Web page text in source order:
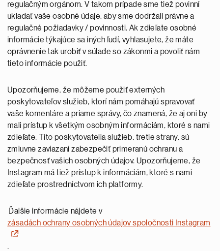
regulačným orgánom. V takom prípade sme tiež povinní
ukladať vaše osobné údaje, aby sme dodržali právne a
regulačné požiadavky / povinnosti. Ak zdieľate osobné
informácie týkajúce sa iných ľudí, vyhlasujete, že máte
oprávnenie tak urobiť v súlade so zákonmi a povoliť nám
tieto informácie použiť.
Upozorňujeme, že môžeme použiť externých
poskytovateľov služieb, ktorí nám pomáhajú spravovať
vaše komentáre a priame správy, čo znamená, že aj oni by
mali prístup k všetkým osobným informáciám, ktoré s nami
zdieľate. Títo poskytovatelia služieb, tretie strany, sú
zmluvne zaviazaní zabezpečiť primeranú ochranu a
bezpečnosť vašich osobných údajov. Upozorňujeme, že
Instagram má tiež prístup k informáciám, ktoré s nami
zdieľate prostredníctvom ich platformy.
Ďalšie informácie nájdete v
zásadách ochrany osobných údajov spoločnosti Instagram
.